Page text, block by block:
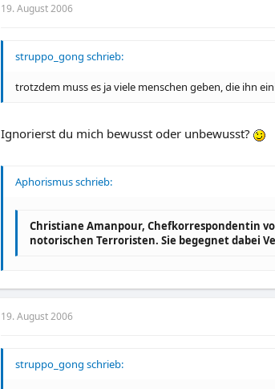
19. August 2006
struppo_gong schrieb:
trotzdem muss es ja viele menschen geben, die ihn
Ignorierst du mich bewusst oder unbewusst?
Aphorismus schrieb:
Christiane Amanpour, Chefkorrespondentin
notorischen Terroristen. Sie begegnet dabei
19. August 2006
struppo_gong schrieb: